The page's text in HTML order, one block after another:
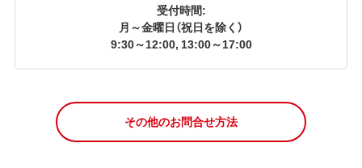
受付時間:
月～金曜日（祝日を除く）
9:30～12:00, 13:00～17:00
その他のお問合せ方法